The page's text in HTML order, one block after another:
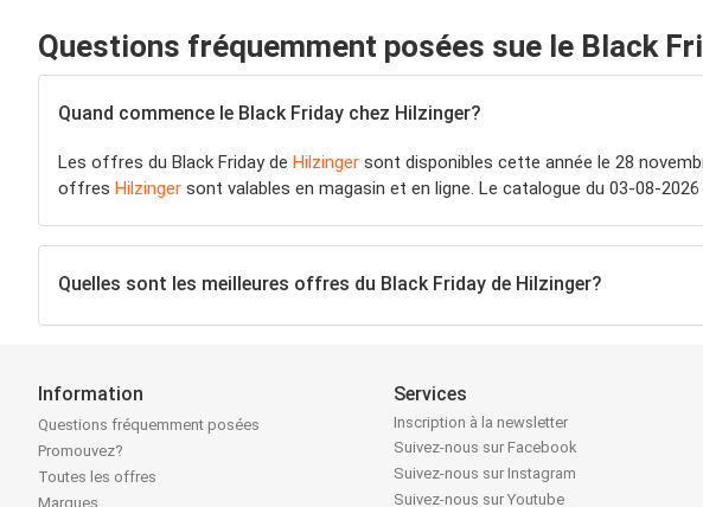
Questions fréquemment posées sue le Black
Quand commence le Black Friday chez Hilzinger?
Les offres du Black Friday de Hilzinger sont disponibles cette année le 28
offres Hilzinger sont valables en magasin et en ligne. Le catalogue du 03-08-
Quelles sont les meilleures offres du Black Friday de Hilzinger?
Information
Questions fréquemment posées
Promouvez?
Toutes les offres
Marques
Services
Inscription à la newsletter
Suivez-nous sur Facebook
Suivez-nous sur Instagram
Suivez-nous sur Youtube